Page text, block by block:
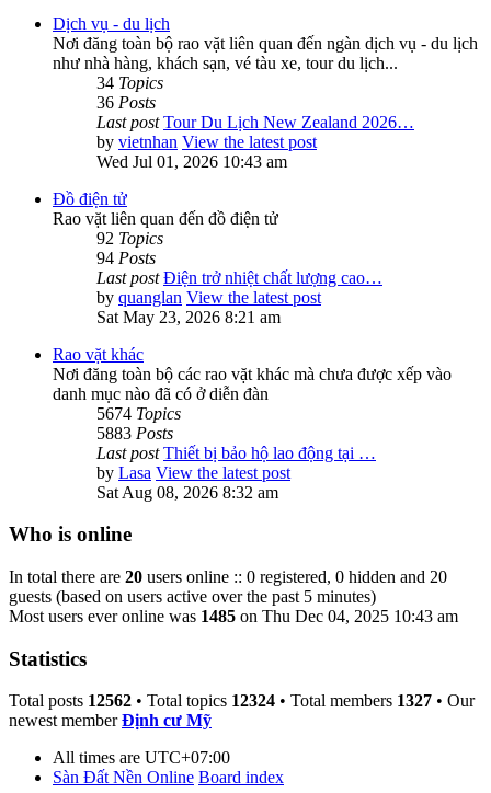
Dịch vụ - du lịch
Nơi đăng toàn bộ rao vặt liên quan đến ngàn dịch vụ - du lịch
như nhà hàng, khách sạn, vé tàu xe, tour du lịch...
34 Topics
36 Posts
Last post Tour Du Lịch New Zealand 2026…
by vietnhan View the latest post
Wed Jul 01, 2026 10:43 am
Đồ điện tử
Rao vặt liên quan đến đồ điện tử
92 Topics
94 Posts
Last post Điện trở nhiệt chất lượng cao…
by quanglan View the latest post
Sat May 23, 2026 8:21 am
Rao vặt khác
Nơi đăng toàn bộ các rao vặt khác mà chưa được xếp vào
danh mục nào đã có ở diễn đàn
5674 Topics
5883 Posts
Last post Thiết bị bảo hộ lao động tại …
by Lasa View the latest post
Sat Aug 08, 2026 8:32 am
Who is online
In total there are 20 users online :: 0 registered, 0 hidden and 20
guests (based on users active over the past 5 minutes)
Most users ever online was 1485 on Thu Dec 04, 2025 10:43 am
Statistics
Total posts 12562 • Total topics 12324 • Total members 1327 • Our
newest memberĐịnh cư Mỹ
All times are UTC+07:00
Sàn Đất Nền Online Board index